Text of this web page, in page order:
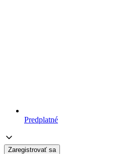
Predplatné
Zaregistrovať sa